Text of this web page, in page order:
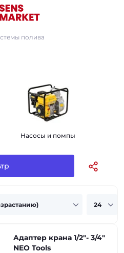
полива
Насосы и помпы
Aдаптер крана 1/2"- 3/4"
NEO Tools